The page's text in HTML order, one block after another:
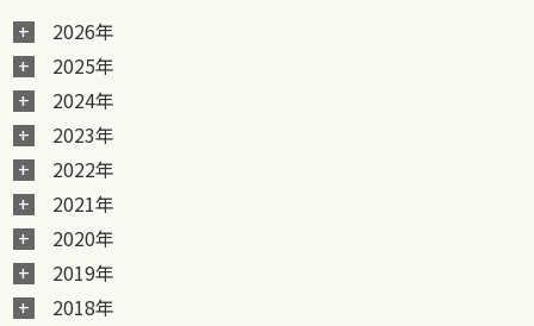
2026年
2025年
2024年
2023年
2022年
2021年
2020年
2019年
2018年